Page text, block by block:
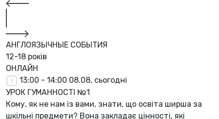
АНГЛОЯЗЫЧНЫЕ СОБЫТИЯ
12-18 років
ОНЛАЙН
13:00 - 14:00 08.08, сьогодні
УРОК ГУМАННОСТІ №1
Кому, як не нам із вами, знати, що освіта ширша за
шкільні предмети? Вона закладає цінності, які